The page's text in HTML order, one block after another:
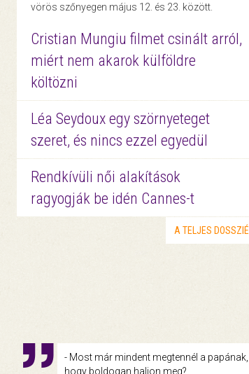
vörös szőnyegen május 12. és 23. között.
Cristian Mungiu filmet csinált arról,
miért nem akarok külföldre
költözni
Léa Seydoux egy szörnyeteget
szeret, és nincs ezzel egyedül
Rendkívüli női alakítások
ragyogják be idén Cannes-t
A TELJES DOSSZIÉ
- Most már mindent megtennél a papának,
hogy boldogan haljon meg?